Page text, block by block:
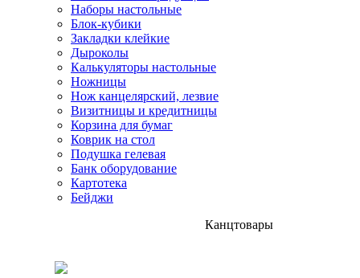
Наборы настольные
Блок-кубики
Закладки клейкие
Дыроколы
Калькуляторы настольные
Ножницы
Нож канцелярский, лезвие
Визитницы и кредитницы
Корзина для бумаг
Коврик на стол
Подушка гелевая
Банк оборудование
Картотека
Бейджи
Канцтовары